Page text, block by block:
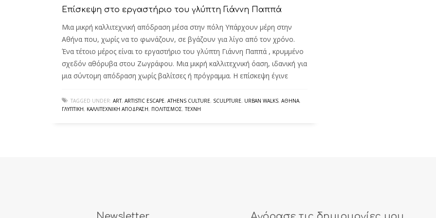
Επίσκεψη στο εργαστήριο του γλύπτη Γιάννη Παππά
Μια μικρή καλλιτεχνική απόδραση μέσα στην πόλη Υπάρχουν μέρη στην
Αθήνα που, χωρίς να το φωνάζουν, σε βγάζουν για λίγο από τον χρόνο.
Ένα τέτοιο μέρος είναι το εργαστήριο του γλύπτη Γιάννη Παππά , κρυμμένο
σχεδόν αθόρυβα στου Ζωγράφου. Μια μικρή καλλιτεχνική όαση, ιδανική για
μια σύντομη απόδραση χωρίς βαλίτσες ή πρόγραμμα. Η επίσκεψη έγινε
TAGGED UNDER: ART, ARTISTIC ESCAPE, ATHENS CULTURE, SCULPTURE, URBAN WALKS, ΑΘΉΝΑ,
ΓΛΥΠΤΙΚΉ, ΚΑΛΛΙΤΕΧΝΙΚΉ ΑΠΌΔΡΑΣΗ, ΠΟΛΙΤΙΣΜΌΣ,ΤΈΧΝΗ